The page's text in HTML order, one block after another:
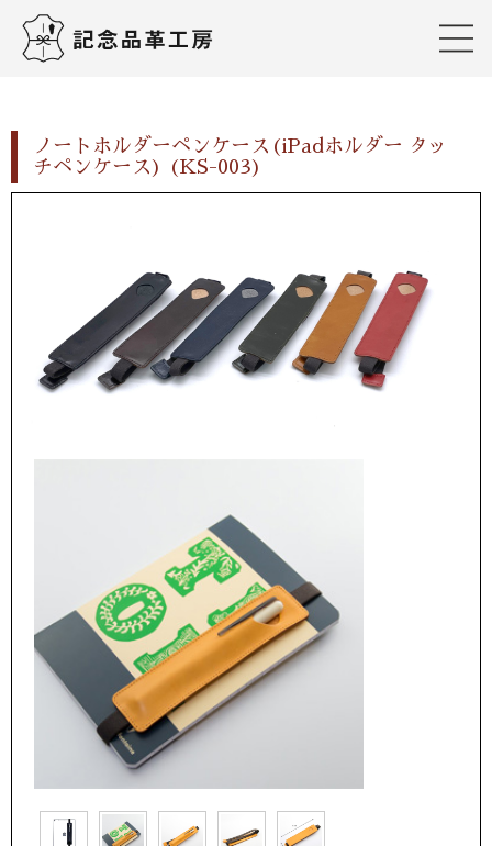
ノートホルダーペンケース(iPadホルダー タッ
チペンケース) (KS-003)